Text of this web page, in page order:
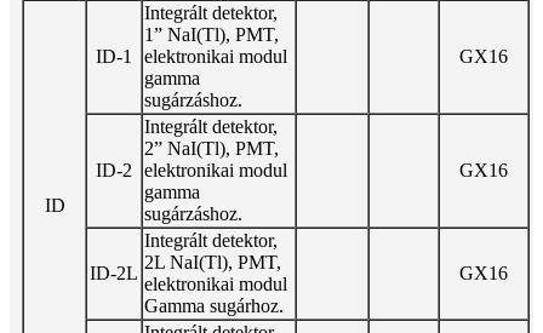
ID
ID-1
Integrált detektor,
1” NaI(Tl), PMT,
elektronikai modul
gamma
sugárzáshoz.
GX16
ID-2
Integrált detektor,
2” NaI(Tl), PMT,
elektronikai modul
gamma
sugárzáshoz.
GX16
ID-2L
Integrált detektor,
2L NaI(Tl), PMT,
elektronikai modul
Gamma sugárhoz.
GX16